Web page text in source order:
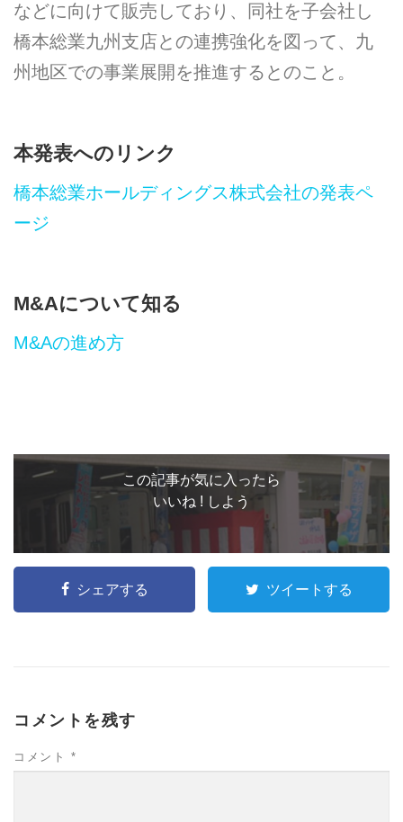
などに向けて販売しており、同社を子会社し
橋本総業九州支店との連携強化を図って、九
州地区での事業展開を推進するとのこと。
本発表へのリンク
橋本総業ホールディングス株式会社の発表ペ
ージ
M&Aについて知る
M&Aの進め方
この記事が気に入ったら
いいね ! しよう
シェアする ツイートする
コメントを残す
コメント *